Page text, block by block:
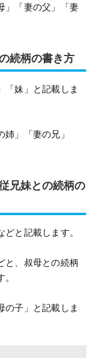
」「妻の父」「妻
続柄の書き方
「妹」と記載しま
」「妻の兄」
兄妹との続柄の
と記載します。
と、叔母との続柄
の子」と記載しま